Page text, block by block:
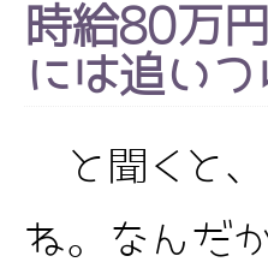
時給80万
には追い
と聞くと、
ね。なんだ